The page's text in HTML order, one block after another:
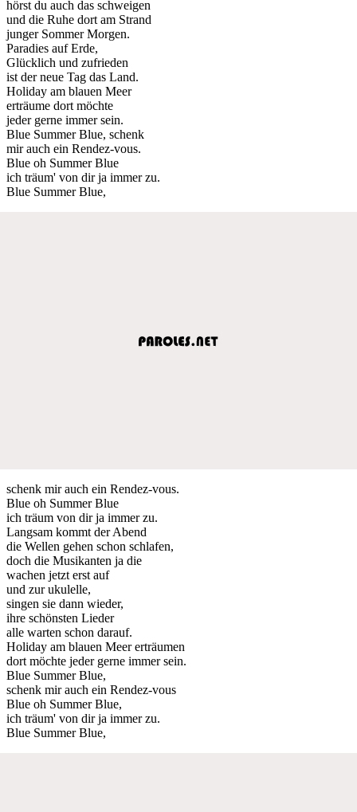
hörst du auch das schweigen
und die Ruhe dort am Strand
junger Sommer Morgen.
Paradies auf Erde,
Glücklich und zufrieden
ist der neue Tag das Land.
Holiday am blauen Meer
erträume dort möchte
jeder gerne immer sein.
Blue Summer Blue, schenk
mir auch ein Rendez-vous.
Blue oh Summer Blue
ich träum' von dir ja immer zu.
Blue Summer Blue,
schenk mir auch ein Rendez-vous.
Blue oh Summer Blue
ich träum von dir ja immer zu.
Langsam kommt der Abend
die Wellen gehen schon schlafen,
doch die Musikanten ja die
wachen jetzt erst auf
und zur ukulelle,
singen sie dann wieder,
ihre schönsten Lieder
alle warten schon darauf.
Holiday am blauen Meer erträumen
dort möchte jeder gerne immer sein.
Blue Summer Blue,
schenk mir auch ein Rendez-vous
Blue oh Summer Blue,
ich träum' von dir ja immer zu.
Blue Summer Blue,